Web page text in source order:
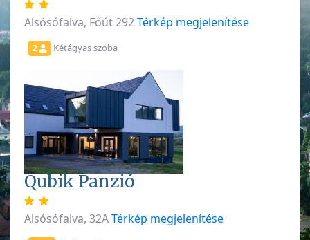
Alsósófalva, Főút 292Térkép megjelenítése
2 Kétágyas szoba
Qubik Panzió
Alsósófalva, 32ATérkép megjelenítése